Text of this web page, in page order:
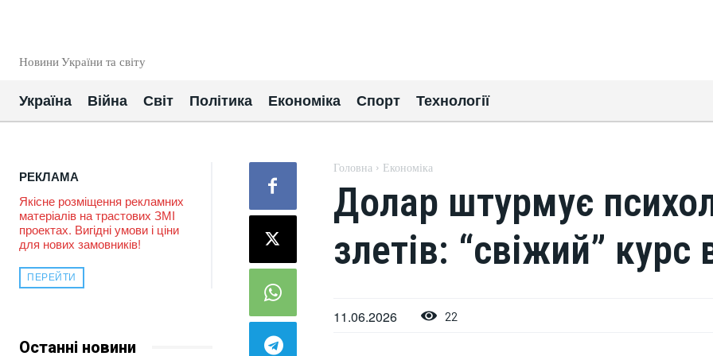
Новини України та світу
Україна Війна Світ Політика Економіка Спорт Технології
РЕКЛАМА
Якісне розміщення рекламних
матеріалів на трастових ЗМІ
проектах. Вигідні умови і ціни
для нових замовників!
ПЕРЕЙТИ
Останні новини
Головна Економіка
Долар штурмує
злетів: “свіжий”
11.06.2026 22